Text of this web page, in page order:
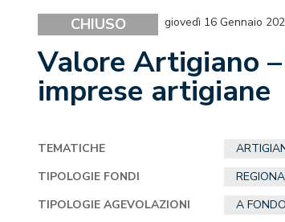
CHIUSO giovedì 16 Gennaio
Valore Artigiano
imprese artigiane
TEMATICHE
TIPOLOGIE FONDI
TIPOLOGIE AGEVOLAZIONI
A